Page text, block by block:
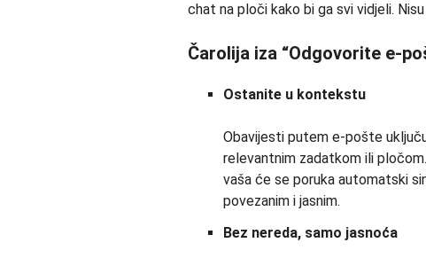
chat na ploči kako bi ga svi vidjeli.
Čarolija iza “Odgovorite e-
Ostanite u kontekstu
Obavijesti putem e-pošte
relevantnim zadatkom ili
vaša će se poruka automatski
povezanim i jasnim.
Bez nereda, samo jasnoća